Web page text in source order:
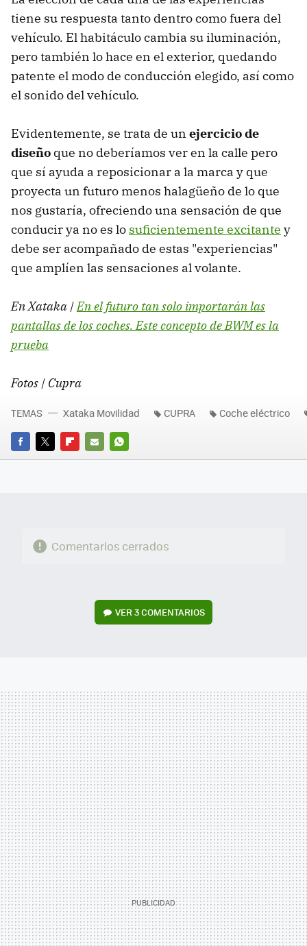
tiene su respuesta tanto dentro como fuera del
vehículo. El habitáculo cambia su iluminación,
pero también lo hace en el exterior, quedando
patente el modo de conducción elegido, así como
el sonido del vehículo.
Evidentemente, se trata de un ejercicio de
diseño que no deberíamos ver en la calle pero
que sí ayuda a reposicionar a la marca y que
proyecta un futuro menos halagüeño de lo que
nos gustaría, ofreciendo una sensación de que
conducir ya no es lo suficientemente excitante y
debe ser acompañado de estas "experiencias"
que amplíen las sensaciones al volante.
En Xataka |En el futuro tan solo importarán las
pantallas de los coches. Este concepto de BWM es la
prueba
Fotos | Cupra
FACEBOOK
TWITTERFLIPBOARD
E-
WHATSAPP
TEMAS Xataka Movilidad CUPRA Coche eléctrico
Comentarios cerrados
VER3 COMENTARIOS